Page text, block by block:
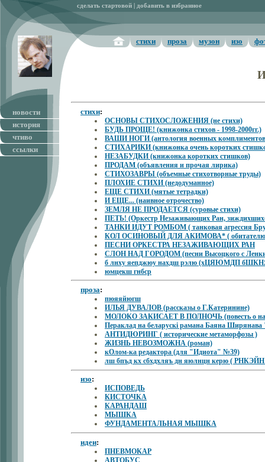
сделать стартовой добавить в избранное
стихи проза музон изо
новости
история
чтиво
ссылки
стихи:
ОСНОВЫ СТИХОСЛОЖЕНИЯ (не стихи)
БУДЬ ПРОЩЕ! (книжонка стихов - 1998-2000гг.)
ВАШИ НОГИ (антология военных
СТИХАРИКИ (книжонка очень коротких
НЕЗАБУДКИ (книжонка коротких стишков)
ПРОДАМ (объявления и прочая лирика)
СТИХОЗАВРЫ (объемные стихотворные труды)
ПЛОХИЕ СТИХИ (недодуманное)
ЕЩЕ СТИХИ (мятые тетрадки)
И ЕЩЕ... (наивное отрочество)
ЗЕМЛЯ НЕ ПРОДАЕТСЯ (суровые стихи)
ПЕТЬ! (Оркестр Незаживающих Ран,
ТАНКИ ИДУТ РОМБОМ ( танковая агрессия
КОЛ ОСИНОВЫЙ ДЛЯ АКИМОВА* ( обитателю
ПЕСНИ ОРКЕСТРА НЕЗАЖИВАЮЩИХ РАН
СЛОН НАД ГОРОДОМ (песни Высоцкого с
б лнху яепджюу нахдш рэлю (хЦЯЮМДП
юмцекш гнбср
проза:
пюяяйюгш
ИЛЬЯ ДУВАЛОВ (рассказы о Г.Катеринине)
МОЛОКО ЗАКИСАЕТ В ПОЛНОЧЬ (повесть о
Пераклад на беларускі рамана Баяна
АНТИДЮРИНГ ( исторические метаморфозы )
ЖИЗНЬ НЕВОЗМОЖНА (роман)
кОлом-ка редактора (для "Идиота" №39)
лш бпъд кх сбхдхляъ дн яюлнцн керю (
изо:
ИСПОВЕДЬ
КИСТОЧКА
КАРАНДАШ
МЫШКА
ФУНДАМЕНТАЛЬНАЯ МЫШКА
идеи:
ПНЕВМОКАР
АВТОБУС